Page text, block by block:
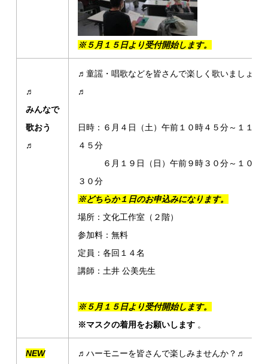
※５月１５日より受付開始します。
♬
みんなで
歌おう
♬
♬童謡・唱歌などを皆さんで楽しく歌いましょう
♬
日時：６月４日（土）午前１０時４５分～１１時
４５分
６月１９日（日）午前９時３０分～１０時
３０分
※どちらか１日のお申込みになります。
場所：文化工作室（２階）
参加料：無料
定員：各回１４名
講師：土井 公美先生
※５月１５日より受付開始します。
※マスクの着用をお願いします 。
NEW
♬ハーモニーを皆さんで楽しみませんか？♬